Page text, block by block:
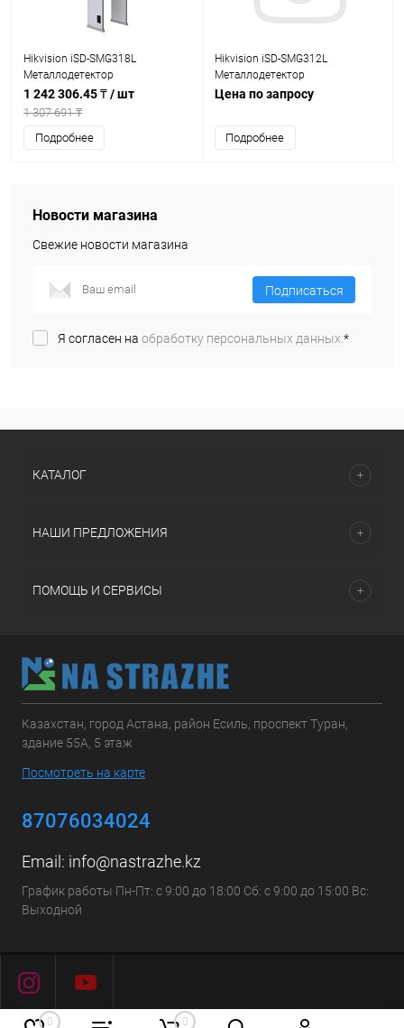
Hikvision iSD-SMG318L
Металлодетектор
1 242 306.45 ₸/ шт
1 307 691 ₸
Подробнее
Hikvision iSD-SMG312L
Металлодетектор
Цена по запросу
Подробнее
Новости магазина
Свежие новости магазина
Подписаться
Я согласен на обработку персональных данных.*
КАТАЛОГ
НАШИ ПРЕДЛОЖЕНИЯ
ПОМОЩЬ И СЕРВИСЫ
Казахстан, город Астана, район Есиль, проспект Туран,
здание 55А, 5 этаж
Посмотреть на карте
87076034024
Email: info@nastrazhe.kz
График работы Пн-Пт: с 9:00 до 18:00 Сб: с 9:00 до 15:00 Вс:
Выходной
0 0